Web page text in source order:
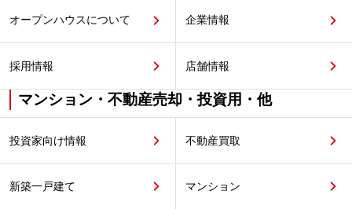
オープンハウスについて 企業情報
採用情報 店舗情報
マンション・不動産売却・投資用・他
投資家向け情報 不動産買取
新築一戸建て マンション